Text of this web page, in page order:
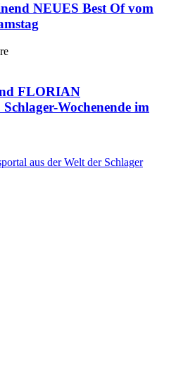
NEUES Best Of vom
FLORIAN
Wochenende im